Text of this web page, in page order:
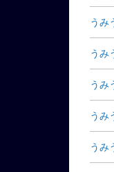
うみ
うみ
うみ
うみ
うみ